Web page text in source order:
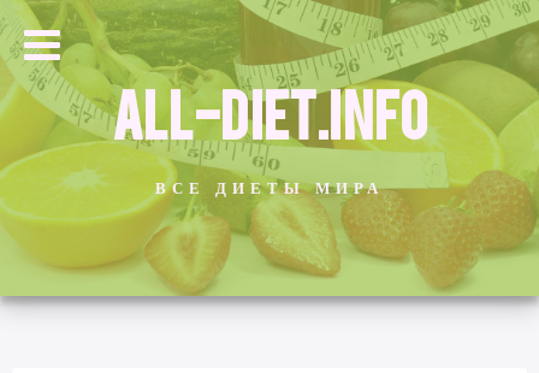
ALL-DIET.INFO
ВСЕ ДИЕТЫ МИРА